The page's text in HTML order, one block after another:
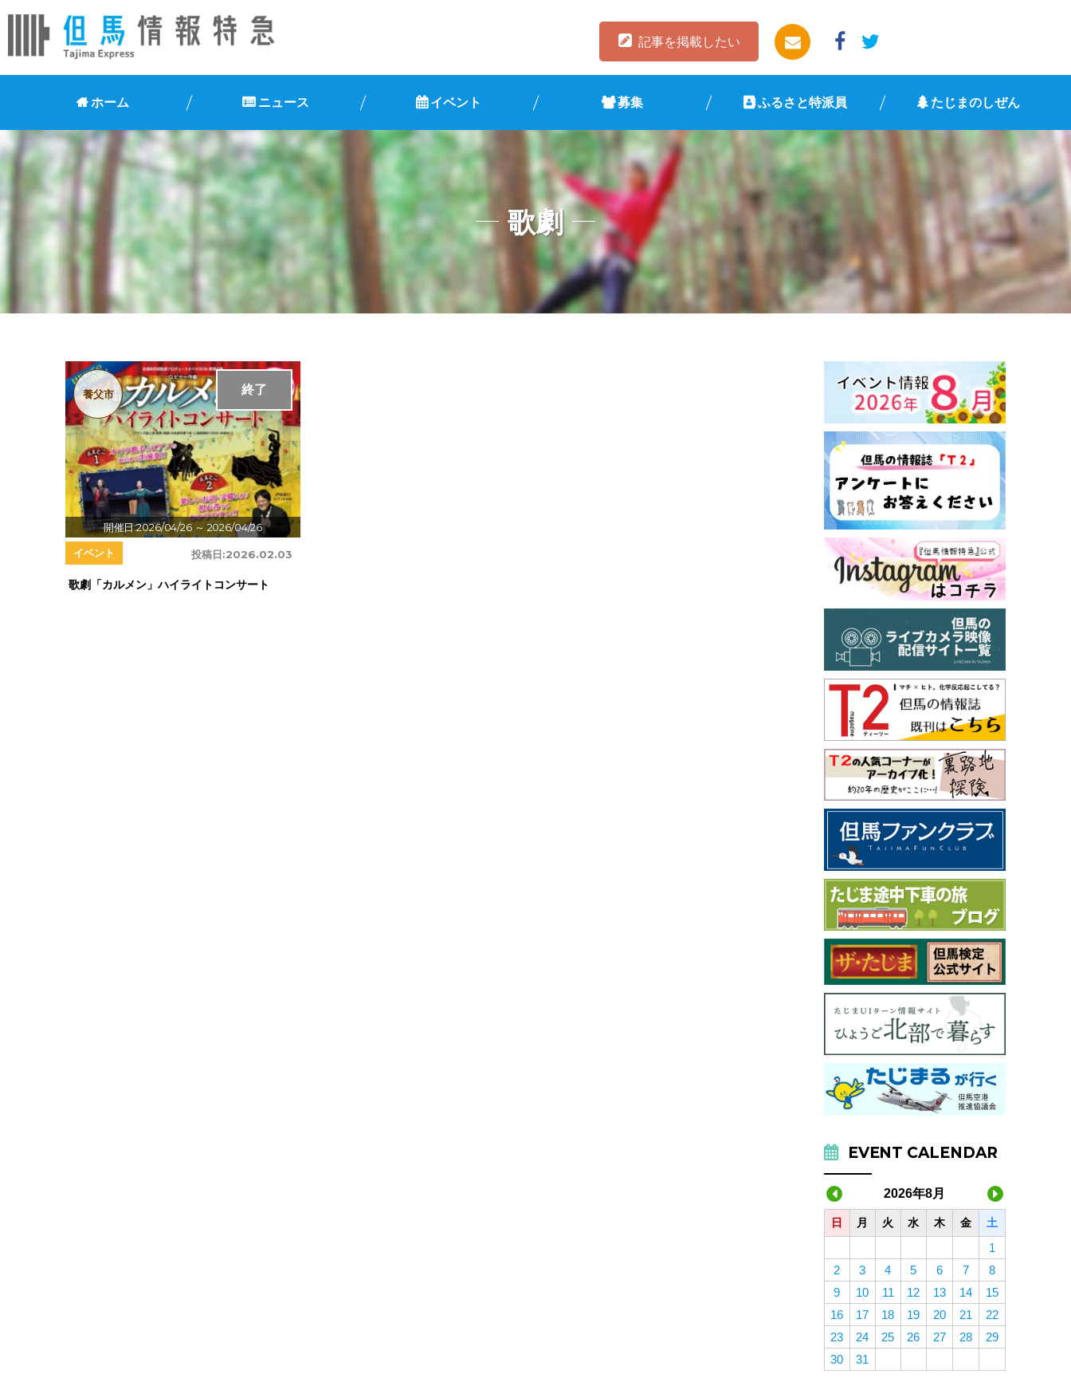
記事を掲載したい
ホーム ニュース イベント 募集 ふるさと特派員 たじまのしぜん
歌劇
開催日:2026/04/26 ～ 2026/04/26
終了
養父市
投稿日:2026.02.03
イベント
歌劇「カルメン」ハイライトコンサート
EVENT CALENDAR
2026年8月
日 月 火 水 木 金 土
1
2
3 4 5 6 7
8
9
10 11 12 13 14
15
16
17 18 19 20 21
22
23
24 25 26 27 28
29
30
31